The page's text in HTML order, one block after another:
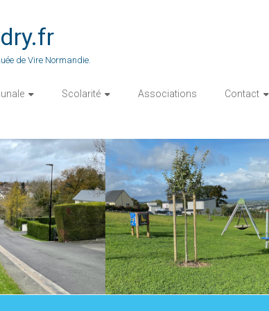
de Vire Normandie.
Scolarité Associations Contact